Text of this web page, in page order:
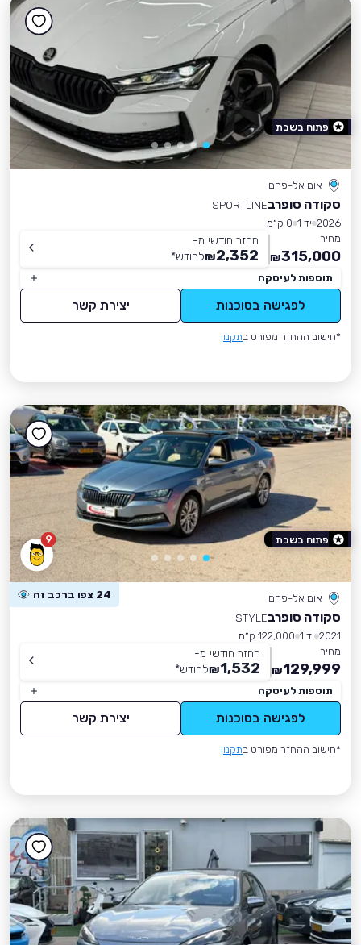
אום אל-פחם
סקודה סופרבSPORTLINE
2026 יד 1
0 ק״מ
מחיר
315,000
₪
החזר חודשי מ-
2,352
₪לחודש*
תוספות לעיסקה
לפגישה בסוכנות יצירת קשר
*חישוב ההחזר מפורט בתקנון
פתוח בשבת
9
אום אל-פחם 24 צפו ברכב זה
סקודה סופרבSTYLE
2021 יד 1
122,000 ק״מ
מחיר
129,999
₪
החזר חודשי מ-
1,532
₪לחודש*
תוספות לעיסקה
לפגישה בסוכנות יצירת קשר
*חישוב ההחזר מפורט בתקנון
פתוח בשבת